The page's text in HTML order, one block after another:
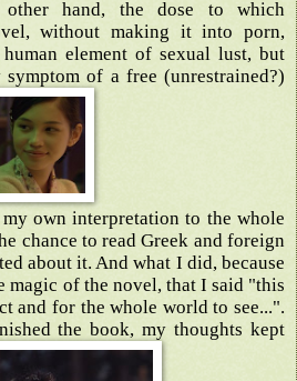
hand, the dose to which
without making it into porn,
element of sexual lust, but
symptom of a free (unrestrained?)
own interpretation to the whole
chance to read Greek and foreign
about it. And what I did, because
magic of the novel, that I said "this
and for the whole world to see...".
the book, my thoughts kept